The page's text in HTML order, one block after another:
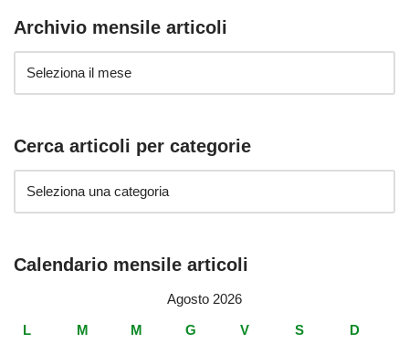
Archivio mensile articoli
Cerca articoli per categorie
Calendario mensile articoli
Agosto 2026
L
M M G V S D